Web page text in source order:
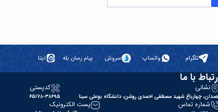
تلگرام واتساپ سروش پیام رسان بله ایتا
با ما
نشانی
چهارباغ شهید مصطفی احمدی روشن، دانشگاه بوعلی سینا
کدپستی
۶۵۱۷۸-۳۸۶۹۵
شماره تماس پست الکترونیک